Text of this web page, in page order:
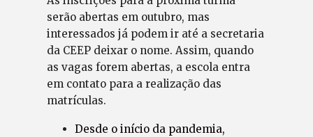
serão abertas em outubro, mas
interessados já podem ir até a secretaria
da CEEP deixar o nome. Assim, quando
as vagas forem abertas, a escola entra
em contato para a realização das
matrículas.
Desde o início da pandemia,